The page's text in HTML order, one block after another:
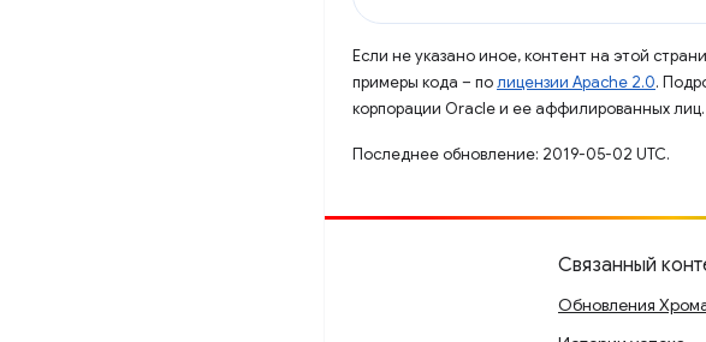
Если не указано иное, контент на этой
примеры кода – полицензии Apache 2.0.
корпорации Oracle и ее аффилированных лиц.
Последнее обновление: 2019-05-02 UTC.
Связанный
Обновления